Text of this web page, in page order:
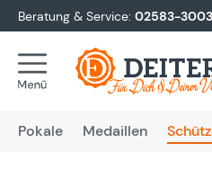
Zur Hauptnavigation
Beratung & Service: 02583-
Pokale Medaillen